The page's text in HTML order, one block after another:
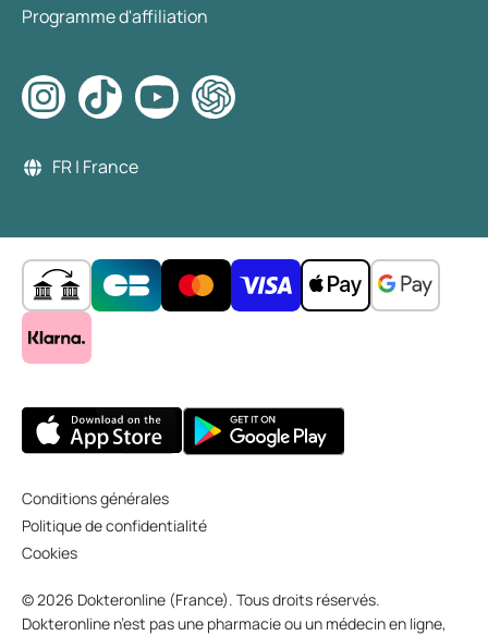
Programme d'affiliation
FR | France
Conditions générales
Politique de confidentialité
Cookies
© 2026 Dokteronline (France). Tous droits réservés.
Dokteronline n’est pas une pharmacie ou un médecin en ligne,